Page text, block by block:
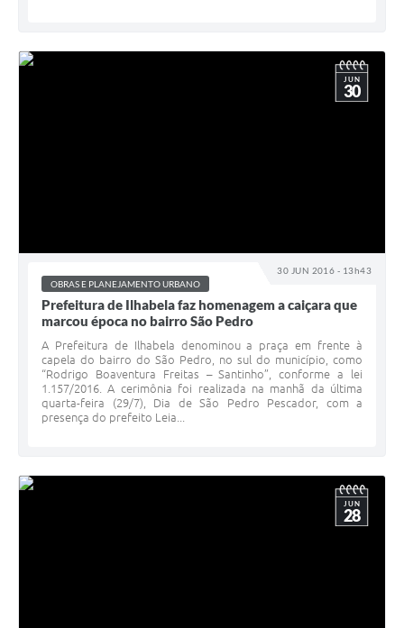
30 JUN 2016 - 13h43
JUN
30
OBRAS E PLANEJAMENTO URBANO
Prefeitura de Ilhabela faz homenagem a caiçara que
marcou época no bairro São Pedro
A Prefeitura de Ilhabela denominou a praça em frente à
capela do bairro do São Pedro, no sul do município, como
“Rodrigo Boaventura Freitas – Santinho”, conforme a lei
1.157/2016. A cerimônia foi realizada na manhã da última
quarta-feira (29/7), Dia de São Pedro Pescador, com a
presença do prefeito Leia...
JUN
28